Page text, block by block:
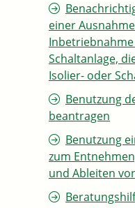
einer
Schaltanlage,
Isolier- oder
Benutzung
beantragen
Benutzung
zum
und Ableiten